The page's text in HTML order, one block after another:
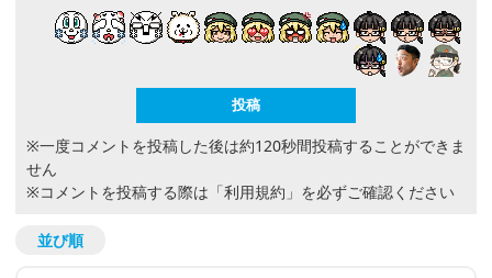
※一度コメントを投稿した後は約120秒間投稿することができま
せん
※コメントを投稿する際は 「利用規約」 を必ずご確認ください
並び順